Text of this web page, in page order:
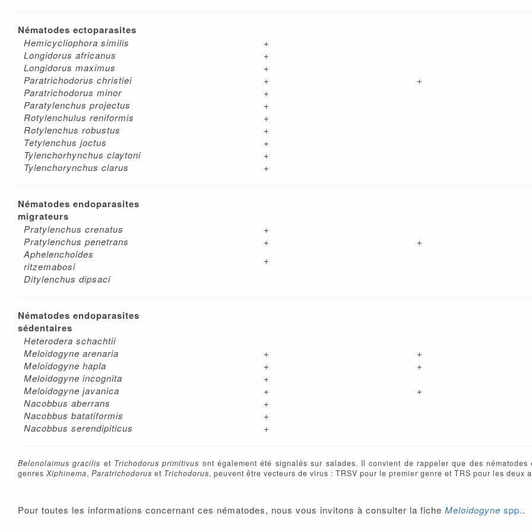
Nématodes ectoparasites
Hemicycliophora similis
+
Longidorus africanus
+
Longidorus maximus
+
Paratrichodorus christiei
+
+
Paratrichodorus minor
+
Paratylenchus projectus
+
Rotylenchulus reniformis
+
Rotylenchus robustus
+
Tetylenchus joctus
+
Tylenchorhynchus claytoni
+
Tylenchorynchus clarus
+
Nématodes endoparasites
migrateurs
Pratylenchus crenatus
+
Pratylenchus penetrans
+
+
Aphelenchoides
ritzemabosi
+
Ditylenchus dipsaci
Nématodes endoparasites
sédentaires
Heterodera schachtii
Meloidogyne arenaria
+
+
Meloidogyne hapla
+
+
Meloidogyne incognita
+
Meloidogyne javanica
+
+
Nacobbus aberrans
+
Nacobbus batatiformis
+
Nacobbus serendipiticus
+
Belonolaimus gracilis et Trichodorus primitivus ont également été signalés sur salades. Il convient de rappeler que des nématodes
genres Xiphinema, Paratrichodorus et Trichodorus, peuvent être vecteurs de virus : TRSV pour le premier genre et TRS pour les deux
Pour toutes les informations concernant ces nématodes, nous vous invitons à consulter la fiche Meloidogyne spp..